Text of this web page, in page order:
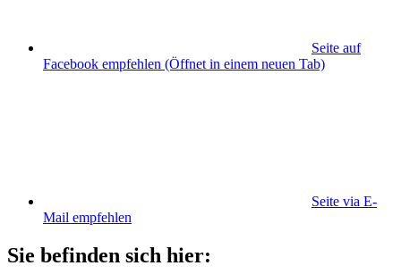
Seite auf
Facebook empfehlen (Öffnet in einem neuen Tab)
Seite via E-
Mail empfehlen
Sie befinden sich hier: